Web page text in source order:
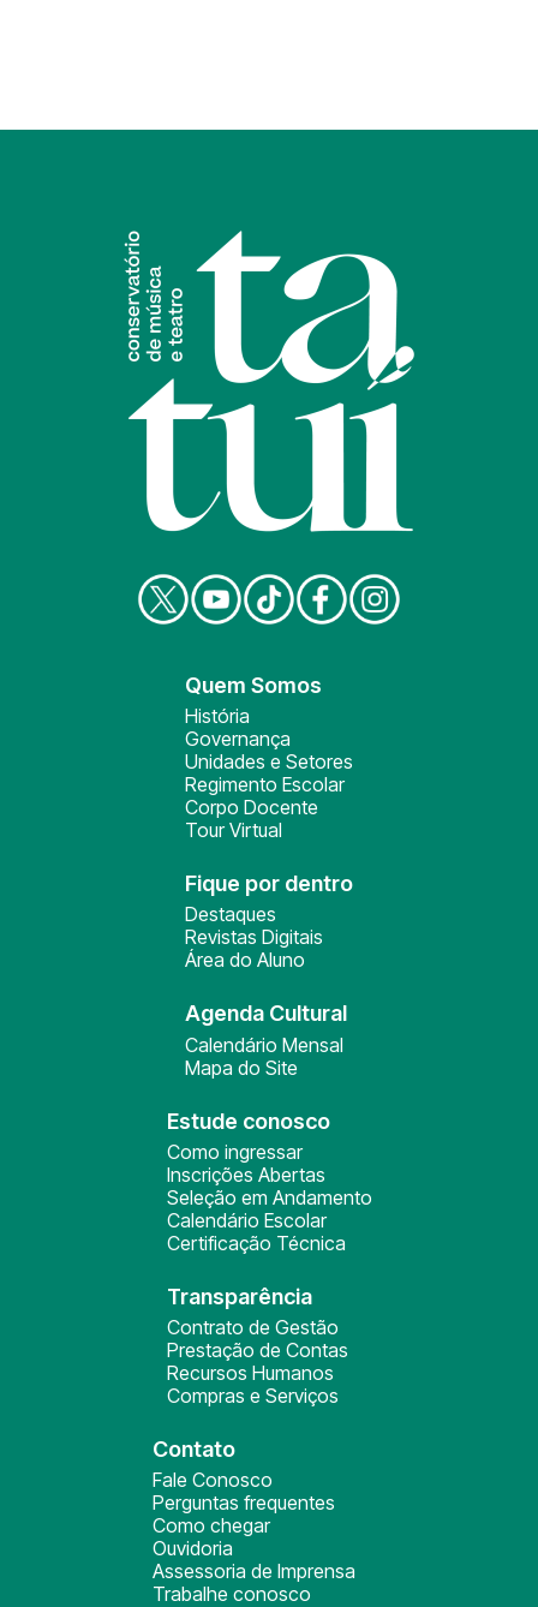
Quem Somos
História
Governança
Unidades e Setores
Regimento Escolar
Corpo Docente
Tour Virtual
Fique por dentro
Destaques
Revistas Digitais
Área do Aluno
Agenda Cultural
Calendário Mensal
Mapa do Site
Estude conosco
Como ingressar
Inscrições Abertas
Seleção em Andamento
Calendário Escolar
Certificação Técnica
Transparência
Contrato de Gestão
Prestação de Contas
Recursos Humanos
Compras e Serviços
Contato
Fale Conosco
Perguntas frequentes
Como chegar
Ouvidoria
Assessoria de Imprensa
Trabalhe conosco